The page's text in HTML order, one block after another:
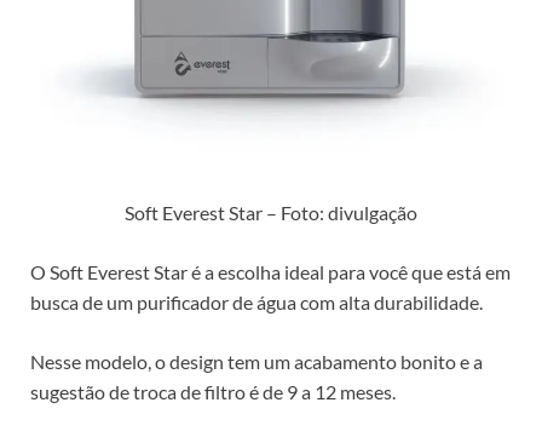
Soft Everest Star – Foto: divulgação
O Soft Everest Star é a escolha ideal para você que está em
busca de um purificador de água com alta durabilidade.
Nesse modelo, o design tem um acabamento bonito e a
sugestão de troca de filtro é de 9 a 12 meses.